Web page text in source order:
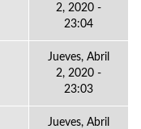
2, 2020 -
23:04
Jueves, Abril
2, 2020 -
23:03
Jueves, Abril